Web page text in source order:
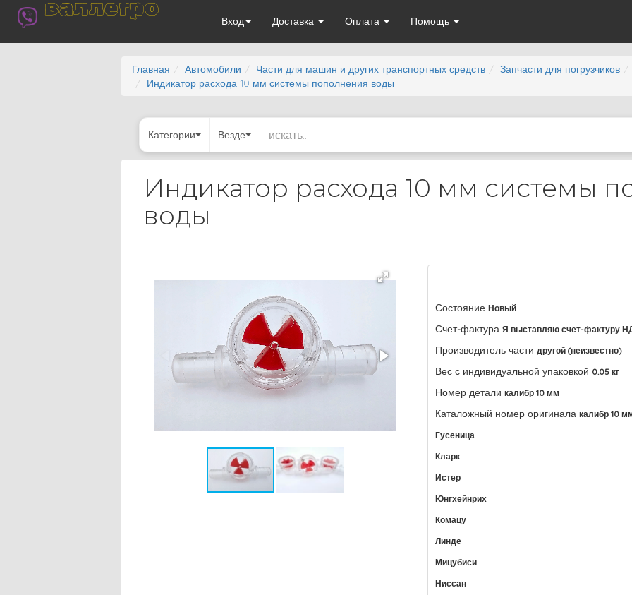
валлегро
Вход Доставка Оплата Помощь
Главная Автомобили Части для машин и других транспортных средств
Запчасти для погрузчиков
Индикатор расхода 10 мм системы пополнения воды
Категории Везде
Индикатор расхода 10 мм системы
воды
Состояние Новый
Счет-фактура Я выставляю счет-фактуру
Производитель части другой (неизвестно)
Вес с индивидуальной упаковкой 0.05 кг
Номер детали калибр 10 мм
Каталожный номер оригинала калибр 10
Гусеница
Кларк
Истер
Юнгхейнрих
Комацу
Линде
Мицубиси
Ниссан